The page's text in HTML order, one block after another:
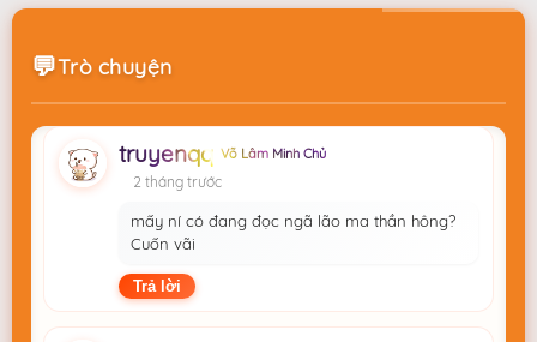
Trò chuyện
truyenqq Võ Lâm Minh Chủ
kaka ad đổi domain nên vậy á
truyenqq Võ Lâm Minh Chủ
2 tháng trước
mấy ní có đang đọc ngã lão ma thần hông?
Cuốn vãi
Trả lời